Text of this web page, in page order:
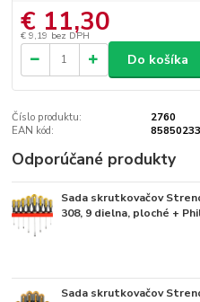
€ 11,30
€ 9,19 bez DPH
Do košíka
Číslo produktu:
2760
EAN kód:
Odporúčané produkty
Sada skrutkovačov
308, 9 dielna, ploché +
Sada skrutkovačov